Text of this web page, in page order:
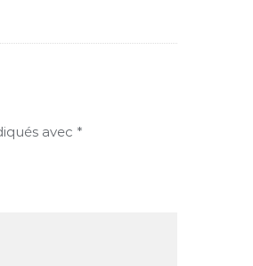
avec *